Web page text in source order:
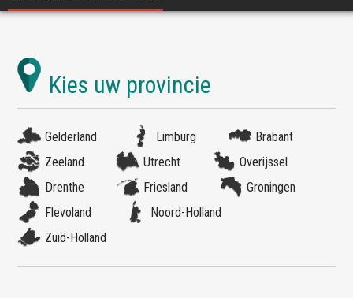
Gelderland Limburg
Brabant
Zeeland
Utrecht
Overijssel
Drenthe
Friesland
Groningen
Flevoland
Noord-Holland
Zuid-Holland